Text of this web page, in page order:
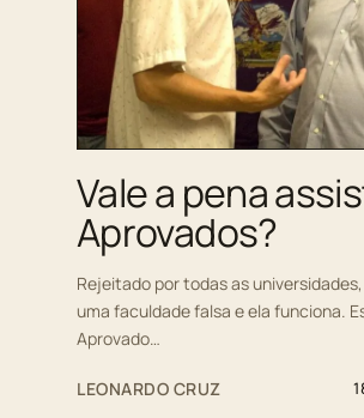
Vale a pena
Aprovados?
Rejeitado por todas as
uma faculdade falsa e ela funciona.
Aprovado…
LEONARDO CRUZ